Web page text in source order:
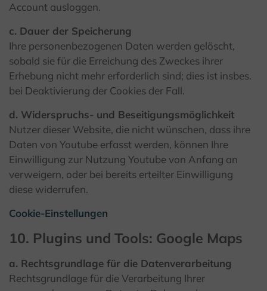
Account ausloggen.
c. Dauer der Speicherung
Ihre personenbezogenen Daten werden gelöscht,
sobald sie für die Erreichung des Zweckes ihrer
Erhebung nicht mehr erforderlich sind; dies ist insbes.
bei Deaktivierung der Cookies der Fall.
d. Widerspruchs- und Beseitigungsmöglichkeit
Nutzer dieser Website, die nicht wünschen, dass ihre
Daten von Youtube erfasst werden, können Ihre
Einwilligung zur Nutzung Youtube von Anfang an
verweigern, oder bei bereits erteilter Einwilligung
diese widerrufen.
Cookie-Einstellungen
10. Plugins und Tools: Google Maps
a. Rechtsgrundlage für die Datenverarbeitung
Rechtsgrundlage für die Verarbeitung Ihrer